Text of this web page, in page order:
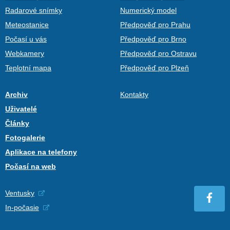
Radarové snímky
Meteostanice
Počasí u vás
Webkamery
Teplotní mapa
Numerický model
Předpověď pro Prahu
Předpověď pro Brno
Předpověď pro Ostravu
Předpověď pro Plzeň
Archiv
Uživatelé
Články
Fotogalerie
Aplikace na telefony
Počasí na web
Kontakty
Ventusky
In-počasie